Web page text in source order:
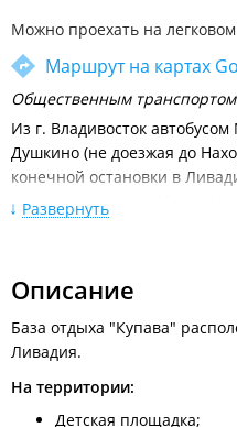
Можно проехать на
Маршрут на картах
Общественным
Из г. Владивосток
Душкино (не доезжая до
конечной остановки в
следует дальше до Южно-
пешком вдоль автозаправки
Южно-Морского №544
Из Владивостокапо трассе
30 км. после г. Фокино будет
Ливадию) и далее, прямо к
перекрёстке прямо на
Развернуть
Описание
База отдыха "Купава"
Ливадия.
На территории:
Детская площадка;